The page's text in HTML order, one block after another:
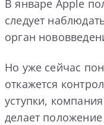
В январе Apple
следует
орган
Но уже сейчас
откажется
уступки,
делает